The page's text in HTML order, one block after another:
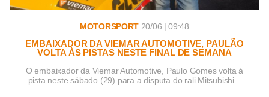
MOTORSPORT 20/06 | 09:48
EMBAIXADOR DA VIEMAR AUTOMOTIVE, PAULÃO
VOLTA ÀS PISTAS NESTE FINAL DE SEMANA
O embaixador da Viemar Automotive, Paulo Gomes volta à
pista neste sábado (29) para a disputa do rali Mitsubishi...